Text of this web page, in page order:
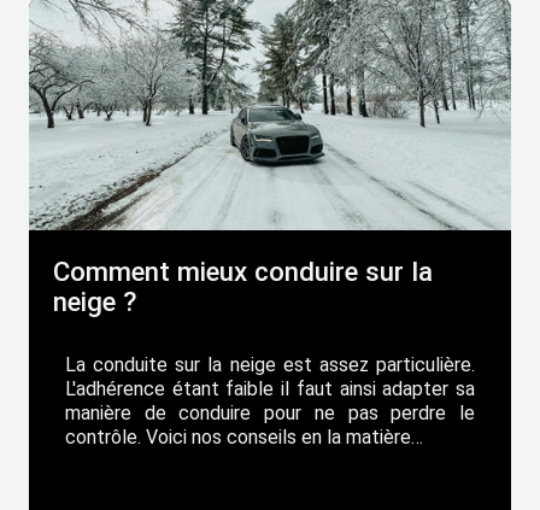
Comment mieux conduire sur la
neige ?
La conduite sur la neige est assez particulière.
L'adhérence étant faible il faut ainsi adapter sa
manière de conduire pour ne pas perdre le
contrôle. Voici nos conseils en la matière…